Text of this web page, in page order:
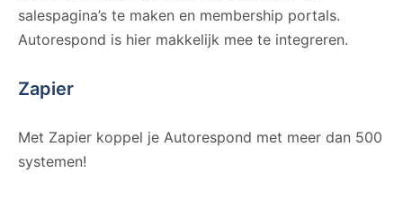
salespagina’s te maken en membership portals.
Autorespond is hier makkelijk mee te integreren.
Zapier
Met Zapier koppel je Autorespond met meer dan 500
systemen!